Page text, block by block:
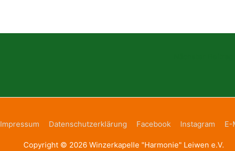
Impressum Datenschutzerklärung Facebook Instagram E-
Copyright © 2026 Winzerkapelle "Harmonie" Leiwen e.V.